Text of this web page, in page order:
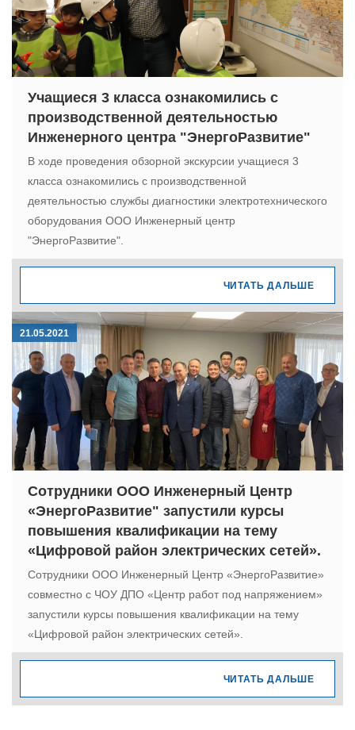
Учащиеся 3 класса ознакомились с
производственной деятельностью
Инженерного центра "ЭнергоРазвитие"
В ходе проведения обзорной экскурсии учащиеся 3
класса ознакомились с производственной
деятельностью службы диагностики электротехнического
оборудования ООО Инженерный центр
"ЭнергоРазвитие".
ЧИТАТЬ ДАЛЬШЕ
21.05.2021
Сотрудники ООО Инженерный Центр
«ЭнергоРазвитие" запустили курсы
повышения квалификации на тему
«Цифровой район электрических сетей».
Сотрудники ООО Инженерный Центр «ЭнергоРазвитие»
совместно с ЧОУ ДПО «Центр работ под напряжением»
запустили курсы повышения квалификации на тему
«Цифровой район электрических сетей».
ЧИТАТЬ ДАЛЬШЕ